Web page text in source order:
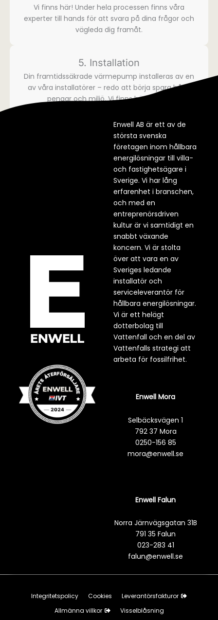
Vi finns här! Under hela processen finns våra
experter till hands för att svara på dina frågor och
vägleda dig framåt.
5. Installation
Din framtidssäkrade värmepump installeras av en
av våra installatörer – redo att börja spara både
pengar och miljö. Vi finns här för dig.​
Enwell AB är ett av de
största svenska
företagen inom hållbara
energilösningar till villa-
och fastighetsägare i
Sverige. Vi har lång
erfarenhet i branschen,
och med en
entreprenörsdriven
kultur är vi samtidigt en
snabbt växande
koncern. Vi är stolta
över att vara en av
Sveriges ledande
installatör och
serviceleverantör för
hållbara energilösningar.
Vi är ett helägt
dotterbolag till
Vattenfall och en del av
Vattenfalls strategi att
arbeta för fossilfrihet.
Enwell Mora
Selbäcksvägen 1
792 37 Mora
0250-156 85
mora@enwell.se
Enwell Falun
Norra Järnvägsgatan 31B
791 35 Falun
023-283 41
falun@enwell.se
Integritetspolicy Cookies
Leverantörsfakturor
Allmänna villkor
Visselblåsning